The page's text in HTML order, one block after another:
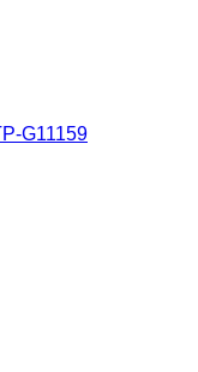
G11159